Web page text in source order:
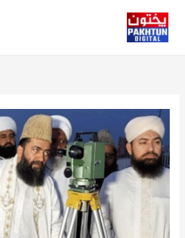
content